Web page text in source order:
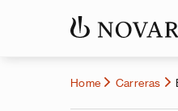
Home Carreras